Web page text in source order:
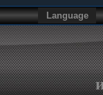
Language